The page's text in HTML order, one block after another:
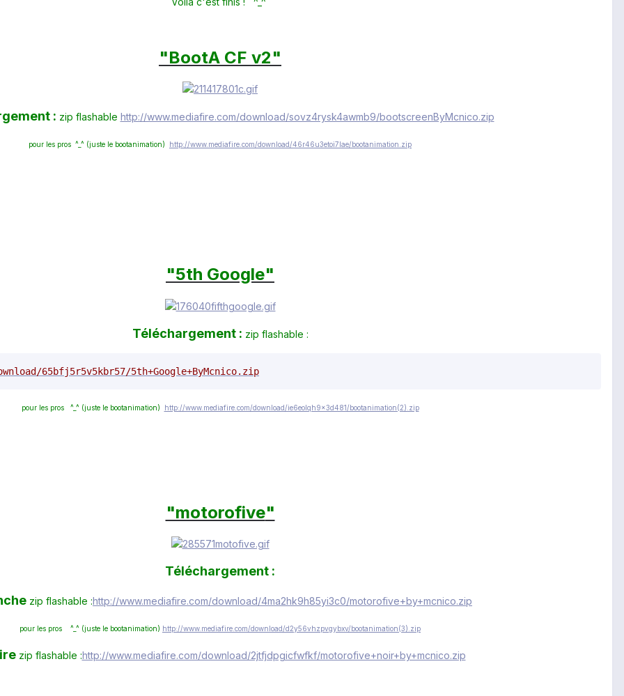
"BootA CF v2"
: zip flashable http://www.mediafire.com/download/sovz4rysk4awmb9/bootscreenByMcnico.zip
pour les pros ^_^ (juste le bootanimation) http://www.mediafire.com/download/46r46u3etoi7lae/bootanimation.zip
"5th Google"
Téléchargement : zip flashable :
65bfj5r5v5kbr57/5th+Google+ByMcnico.zip
pour les pros ^_^ (juste le bootanimation) http://www.mediafire.com/download/ie6eolqh9x3d481/bootanimation(2).zip
"motorofive"
Téléchargement :
zip flashable :http://www.mediafire.com/download/4ma2hk9h85yi3c0/motorofive+by+mcnico.zip
pour les pros ^_^ (juste le bootanimation) http://www.mediafire.com/download/d2y56vhzpvgybxv/bootanimation(3).zip
zip flashable :http://www.mediafire.com/download/2jtfjdpgicfwfkf/motorofive+noir+by+mcnico.zip